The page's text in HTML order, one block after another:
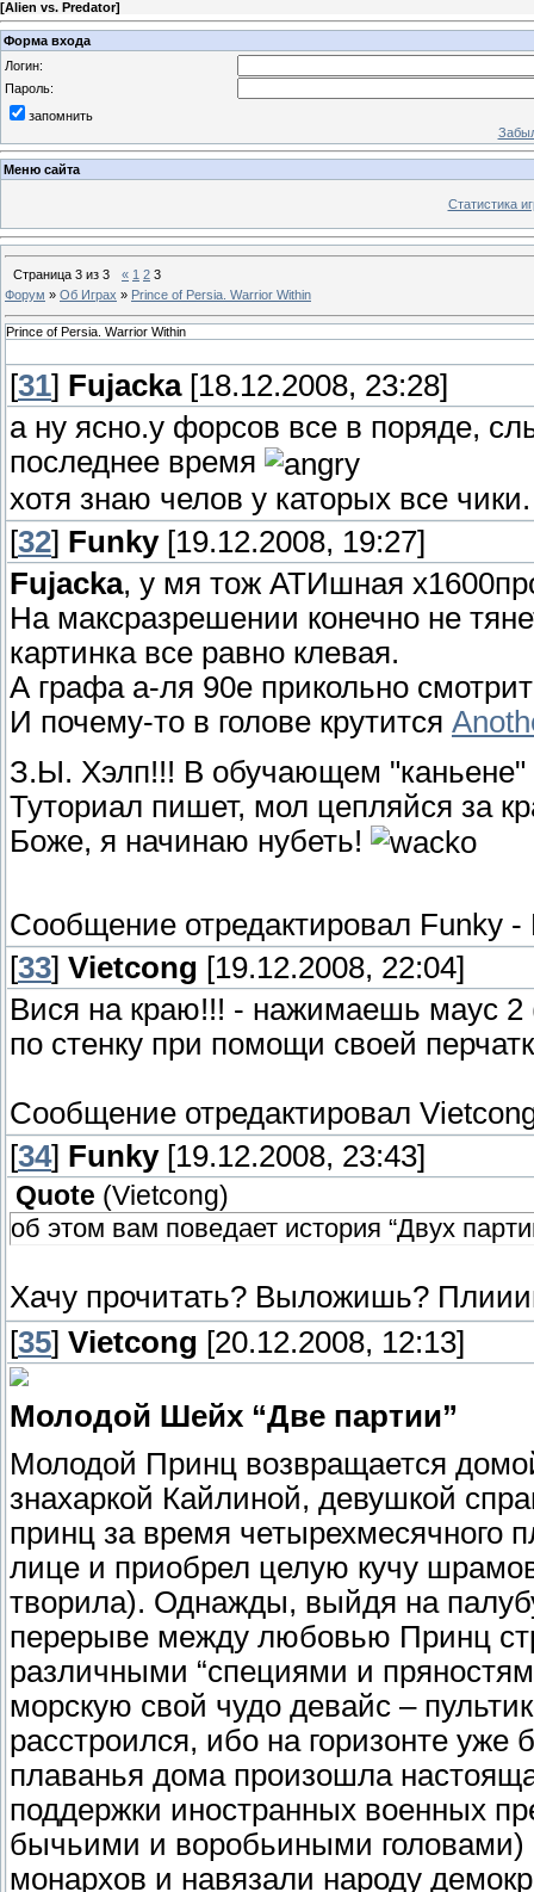
[Alien vs. Predator]
Форма входа
Логин:
Пароль:
запомнить
Меню сайта
Статистика
Страница 3 из 3 « 1 2 3
Форум » Об Играх » Prince of Persia. Warrior Within
Prince of Persia. Warrior Within
[31] Fujacka[18.12.2008, 23:28]
а ну ясно.у форсов все в поряде,
последнее время
хотя знаю челов у каторых все чики.
[32] Funky[19.12.2008, 19:27]
Fujacka, у мя тож АТИшная
На максразрешении конечно не
картинка все равно клевая.
А графа а-ля 90е прикольно
И почему-то в голове крутится
З.Ы. Хэлп!!! В обучающем "каньене"
Туториал пишет, мол цепляйся за
Боже, я начинаю нубеть!
Сообщение отредактировал Funky -
[33] Vietcong [19.12.2008, 22:04]
Вися на краю!!! - нажимаешь маус 2
по стенку при помощи своей
Сообщение отредактировал
[34] Funky[19.12.2008, 23:43]
Quote (Vietcong)
об этом вам поведает история “Двух
Хачу прочитать? Выложишь?
[35] Vietcong [20.12.2008, 12:13]
Молодой Шейх “Две партии”
Молодой Принц возвращается
знахаркой Кайлиной, девушкой
принц за время четырехмесячного
лице и приобрел целую кучу
творила). Однажды, выйдя на
перерыве между любовью Принц
различными “специями и
морскую свой чудо девайс –
расстроился, ибо на горизонте
плаванья дома произошла
поддержки иностранных военных
бычьими и воробьиными головами)
монархов и навязали народу